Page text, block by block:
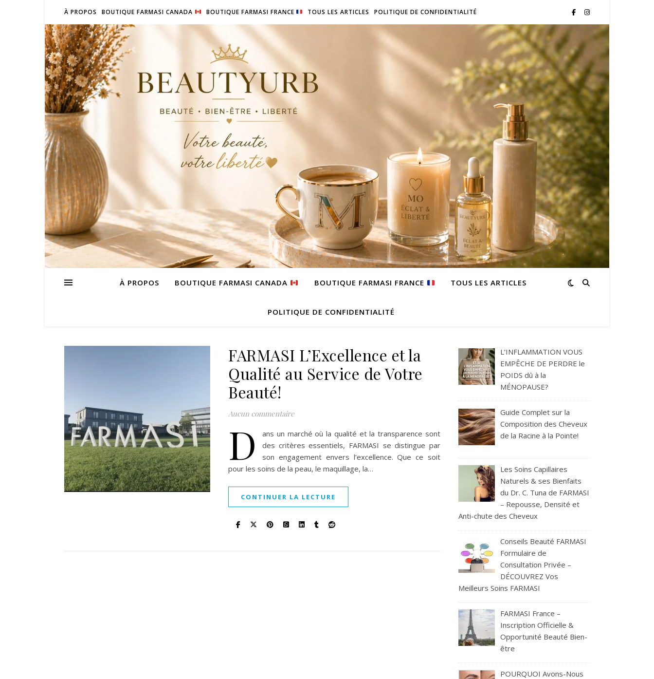
À PROPOS BOUTIQUE FARMASI CANADA BOUTIQUE FARMASI FRANCE TOUS LES ARTICLES POLITIQUE DE CONFIDENTIALITÉ
À PROPOS BOUTIQUE FARMASI CANADA BOUTIQUE FARMASI FRANCE TOUS LES ARTICLES
POLITIQUE DE CONFIDENTIALITÉ
FARMASI L’Excellence et la
Qualité au Service de Votre
Beauté!
Aucun commentaire
D
ans un marché où la qualité et la transparence sont
des critères essentiels, FARMASI se distingue par
son engagement envers l’excellence. Que ce soit
pour les soins de la peau, le maquillage, la…
CONTINUER LA LECTURE
L’INFLAMMATION VOUS
EMPÊCHE DE PERDRE le
POIDS dû à la
MÉNOPAUSE?
Guide Complet sur la
Composition des Cheveux
de la Racine à la Pointe!
Les Soins Capillaires
Naturels & ses Bienfaits
du Dr. C. Tuna de FARMASI
– Repousse, Densité et
Anti-chute des Cheveux
Conseils Beauté FARMASI
Formulaire de
Consultation Privée –
DÉCOUVREZ Vos
Meilleurs Soins FARMASI
FARMASI France –
Inscription Officielle &
Opportunité Beauté Bien-
être
POURQUOI Avons-Nous